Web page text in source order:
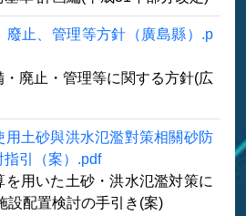
廢止、管理等方針（廣島縣）.p
・廃止・管理等に関する方針(広
用土砂與洪水氾濫對策相關砂防
引（案）.pdf
を用いた土砂・洪水氾濫対策に
設配置検討の手引き(案)